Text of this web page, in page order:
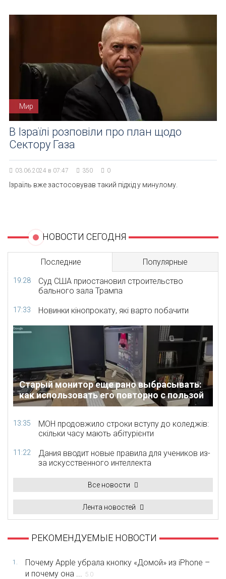
Мир
В Ізраїлі розповіли про план щодо
Сектору Газа
03.06.2024 в 07:47 350 0
Ізраїль вже застосовував такий підхід у минулому.
НОВОСТИ СЕГОДНЯ
Последние Популярные
19:28
Суд США приостановил строительство
бального зала Трампа
17:33 Новинки кінопрокату, які варто побачити
Старый монитор еще рано выбрасывать:
как использовать его повторно с пользой
13:35
МОН продовжило строки вступу до коледжів:
скільки часу мають абітурієнти
11:22
Дания вводит новые правила для учеников из-
за искусственного интеллекта
Все новости
Лента новостей
РЕКОМЕНДУЕМЫЕ НОВОСТИ
1.
Почему Apple убрала кнопку «Домой» из iPhone –
и почему она ... 5.0